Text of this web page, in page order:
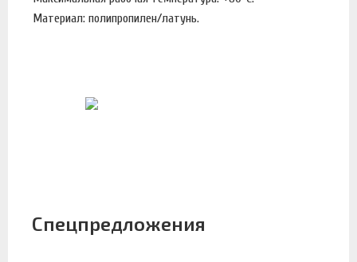
Материал: полипропилен/латунь.
Спецпредложения